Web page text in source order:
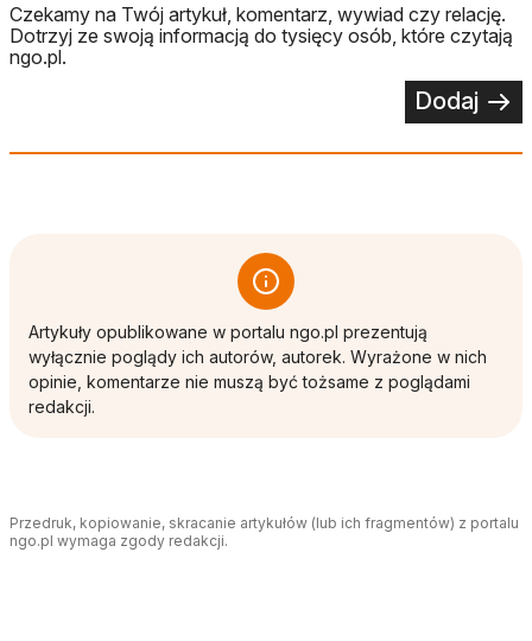
Czekamy na Twój artykuł, komentarz, wywiad czy relację.
Dotrzyj ze swoją informacją do tysięcy osób, które czytają
ngo.pl.
Dodaj
Artykuły opublikowane w portalu ngo.pl prezentują
wyłącznie poglądy ich autorów, autorek. Wyrażone w nich
opinie, komentarze nie muszą być tożsame z poglądami
redakcji.
Przedruk, kopiowanie, skracanie artykułów (lub ich fragmentów) z portalu
ngo.pl wymaga zgody redakcji.